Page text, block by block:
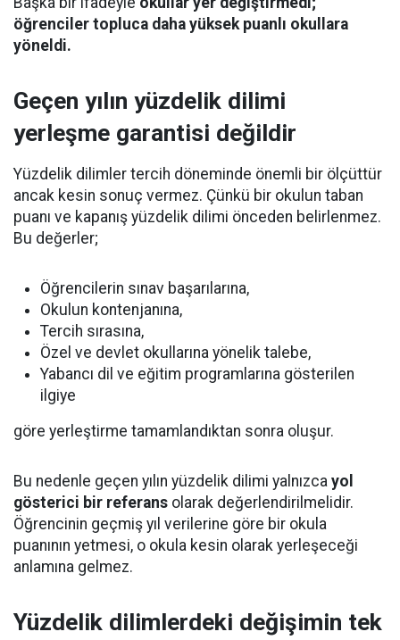
öğrenciler topluca daha yüksek puanlı okullara
yöneldi.
Geçen yılın yüzdelik dilimi
yerleşme garantisi değildir
Yüzdelik dilimler tercih döneminde önemli bir ölçüttür
ancak kesin sonuç vermez. Çünkü bir okulun taban
puanı ve kapanış yüzdelik dilimi önceden belirlenmez.
Bu değerler;
Öğrencilerin sınav başarılarına,
Okulun kontenjanına,
Tercih sırasına,
Özel ve devlet okullarına yönelik talebe,
Yabancı dil ve eğitim programlarına gösterilen
ilgiye
göre yerleştirme tamamlandıktan sonra oluşur.
Bu nedenle geçen yılın yüzdelik dilimi yalnızca yol
gösterici bir referans olarak değerlendirilmelidir.
Öğrencinin geçmiş yıl verilerine göre bir okula
puanının yetmesi, o okula kesin olarak yerleşeceği
anlamına gelmez.
Yüzdelik dilimlerdeki değişimin tek